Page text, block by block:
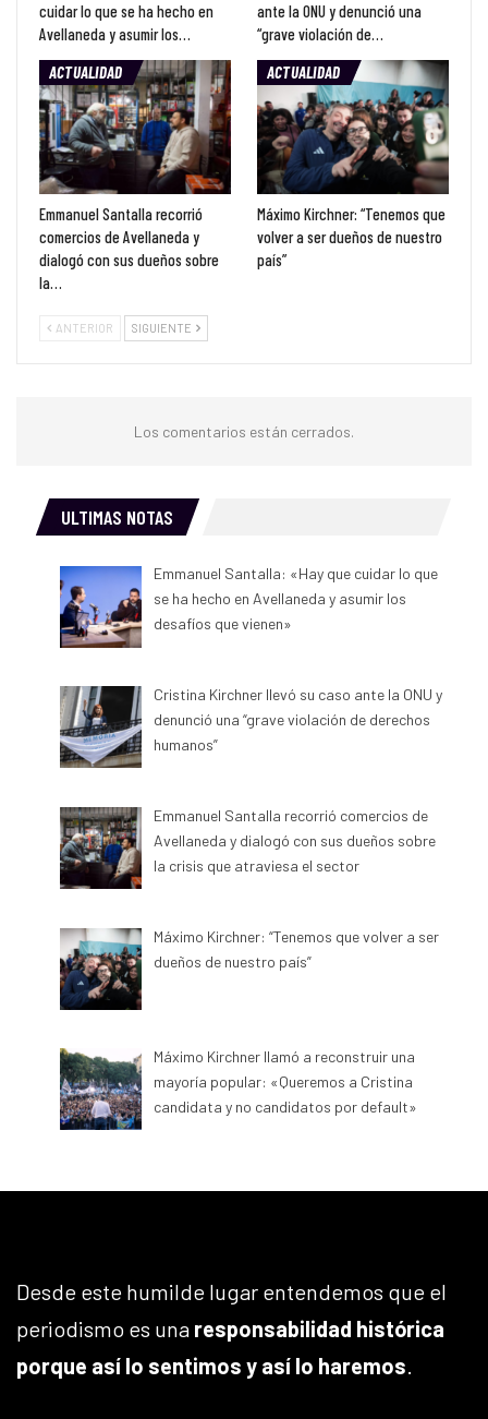
cuidar lo que se ha hecho en
Avellaneda y asumir los…
ante la ONU y denunció una
“grave violación de…
ACTUALIDAD
Emmanuel Santalla recorrió
comercios de Avellaneda y
dialogó con sus dueños sobre
la…
ACTUALIDAD
Máximo Kirchner: “Tenemos que
volver a ser dueños de nuestro
país”
ANTERIOR SIGUIENTE
Los comentarios están cerrados.
ULTIMAS NOTAS
Emmanuel Santalla: «Hay que cuidar lo que
se ha hecho en Avellaneda y asumir los
desafíos que vienen»
Cristina Kirchner llevó su caso ante la ONU y
denunció una “grave violación de derechos
humanos”
Emmanuel Santalla recorrió comercios de
Avellaneda y dialogó con sus dueños sobre
la crisis que atraviesa el sector
Máximo Kirchner: “Tenemos que volver a ser
dueños de nuestro país”
Máximo Kirchner llamó a reconstruir una
mayoría popular: «Queremos a Cristina
candidata y no candidatos por default»
Desde este humilde lugar entendemos que el
periodismo es una responsabilidad histórica
porque así lo sentimos y así lo haremos.